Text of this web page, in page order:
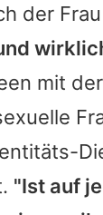
der
mit
"Ist auf